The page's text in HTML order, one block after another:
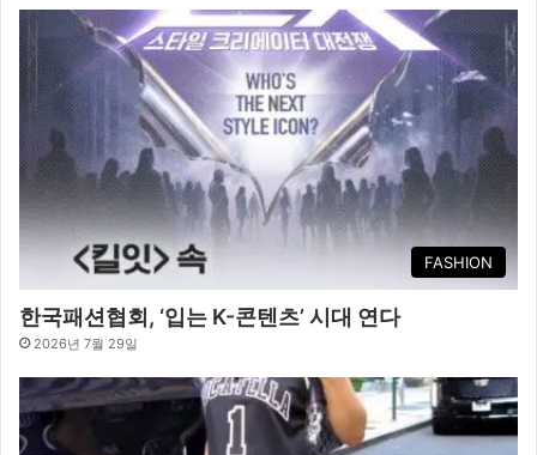
FASHION
한국패션협회, ‘입는 K-콘텐츠’ 시대 연다
2026년 7월 29일